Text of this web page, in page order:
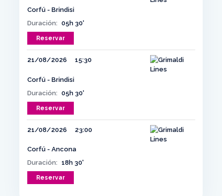
Corfú - Brindisi
Duración: 05h 30'
Reservar
21/08/2026 15:30
Corfú - Brindisi
Duración: 05h 30'
Reservar
21/08/2026 23:00
Corfú - Ancona
Duración: 18h 30'
Reservar